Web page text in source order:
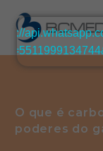
O que é
poderes do